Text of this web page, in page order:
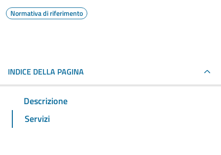
Normativa di riferimento
INDICE DELLA PAGINA
Descrizione
Servizi